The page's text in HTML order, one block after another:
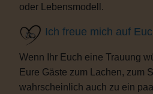
oder Lebensmodell.
Ich freue mich auf
Wenn Ihr Euch eine Trauung
Eure Gäste zum Lachen, zum
wahrscheinlich auch zu ein